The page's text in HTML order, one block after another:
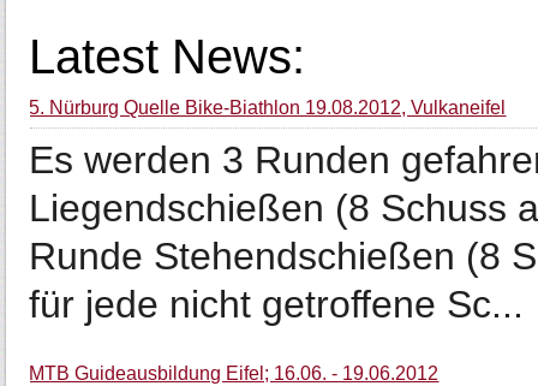
Latest News:
5. Nürburg Quelle Bike-Biathlon 19.08.2012, Vulkaneifel
Es werden 3 Runden
Liegendschießen (8 Schuss
Runde Stehendschießen (8
für jede nicht getroffene Sc...
MTB Guideausbildung Eifel; 16.06. - 19.06.2012